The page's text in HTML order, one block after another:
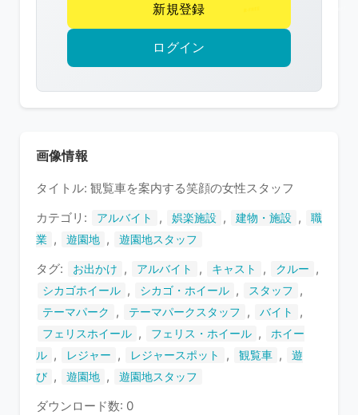
作
権
護
い
ま
す
新規登録
ログイン
画像情報
タイトル: 観覧車を案内する笑顔の女性スタッフ
カテゴリ:
アルバイト , 娯楽施設 , 建物・施設 ,
職
業 , 遊園地 , 遊園地スタッフ
タグ: お出かけ , アルバイト , キャスト , クルー ,
シカゴホイール , シカゴ・ホイール , スタッフ ,
テーマパーク , テーマパークスタッフ , バイト ,
フェリスホイール , フェリス・ホイール ,
ホイー
ル , レジャー , レジャースポット , 観覧車 ,
遊
び , 遊園地 , 遊園地スタッフ
ダウンロード数: 0